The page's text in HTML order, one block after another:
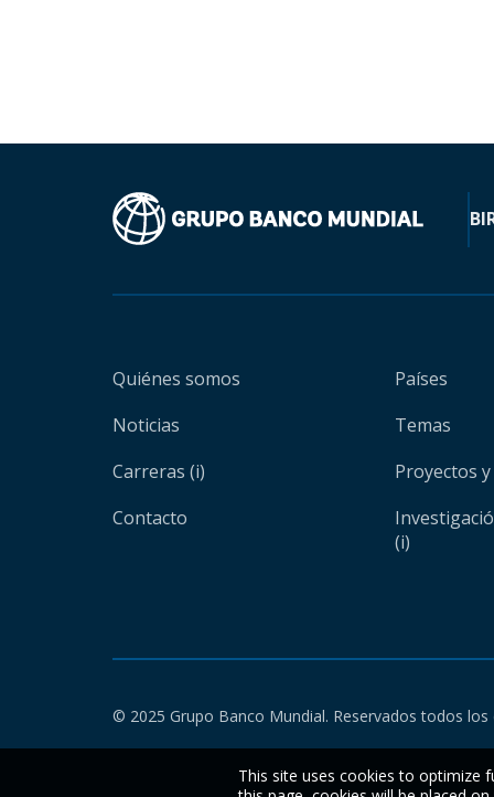
Quiénes somos
Noticias
Carreras (i)
Contacto
Países
Temas
Proyectos
(i)
© 2025 Grupo Banco Mundial. Reservados todos los
This site uses cookies to optimize